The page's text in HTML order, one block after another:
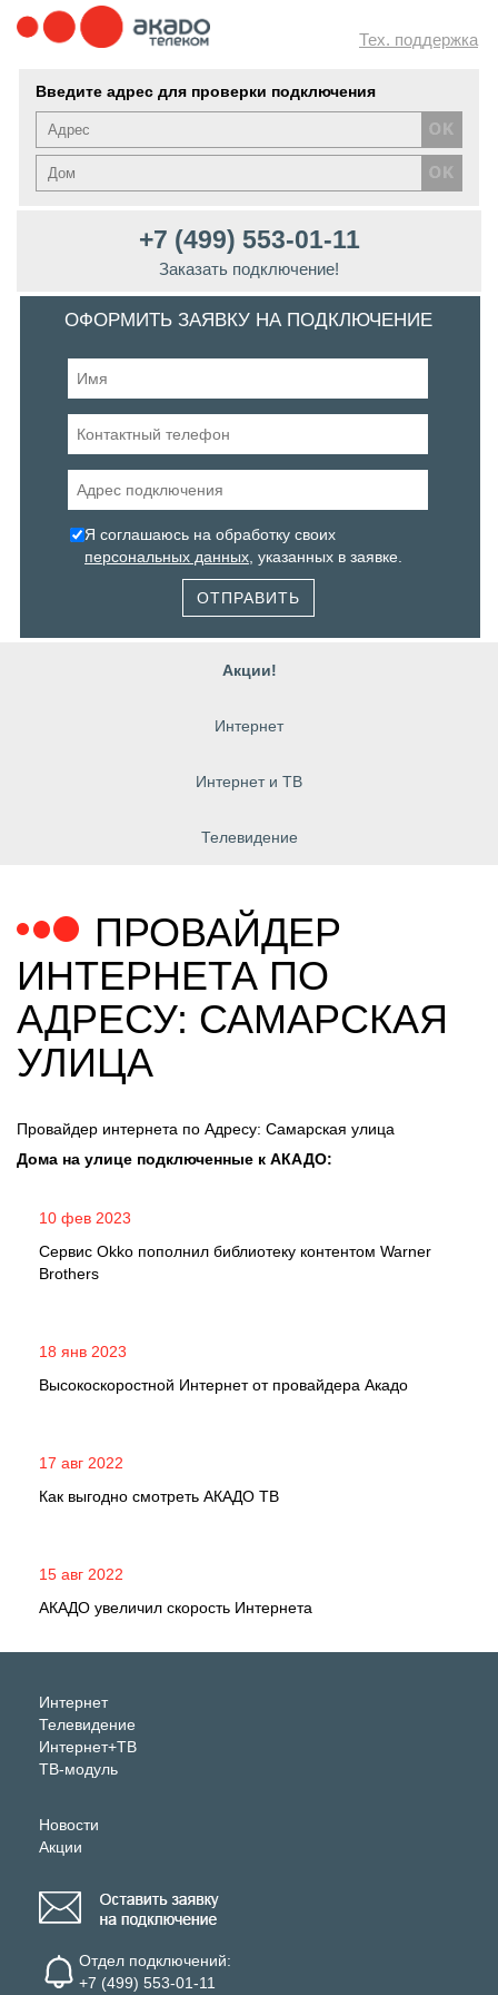
Тех. поддержка
Введите адрес для проверки подключения
+7 (499) 553-01-11
Заказать подключение!
ОФОРМИТЬ ЗАЯВКУ НА ПОДКЛЮЧЕНИЕ
Я соглашаюсь на обработку своих
персональных данных , указанных в заявке.
ОТПРАВИТЬ
Акции!
Интернет
Интернет и ТВ
Телевидение
ПРОВАЙДЕР
ИНТЕРНЕТА ПО
АДРЕСУ: САМАРСКАЯ
УЛИЦА
Провайдер интернета по Адресу: Самарская улица
Дома на улице подключенные к АКАДО:
10 фев 2023
Сервис Okko пополнил библиотеку контентом Warner
Brothers
18 янв 2023
Высокоскоростной Интернет от провайдера Акадо
17 авг 2022
Как выгодно смотреть АКАДО ТВ
15 авг 2022
АКАДО увеличил скорость Интернета
Интернет
Телевидение
Интернет+ТВ
ТВ-модуль
Новости
Акции
Отдел подключений:
+7 (499) 553-01-11